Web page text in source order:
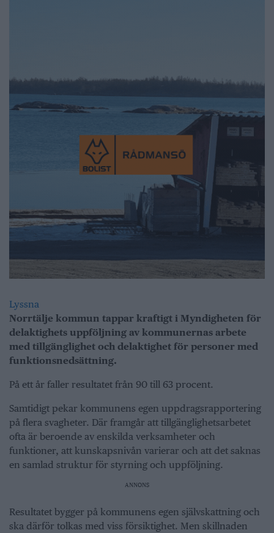
Lyssna
Norrtälje kommun tappar kraftigt i Myndigheten för
delaktighets uppföljning av kommunernas arbete
med tillgänglighet och delaktighet för personer med
funktionsnedsättning.
På ett år faller resultatet från 90 till 63 procent.
Samtidigt pekar kommunens egen uppdragsrapportering
på flera svagheter. Där framgår att tillgänglighetsarbetet
ofta är beroende av enskilda verksamheter och
funktioner, att kunskapsnivån varierar och att det saknas
en samlad struktur för styrning och uppföljning.
ANNONS
Resultatet bygger på kommunens egen självskattning och
ska därför tolkas med viss försiktighet. Men skillnaden